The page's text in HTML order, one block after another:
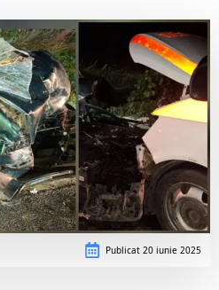
Publicat 20 iunie 2025